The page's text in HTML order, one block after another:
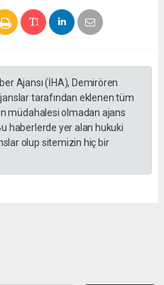
Ajansı (İHA), Demirören
tarafından eklenen tüm
müdahalesi olmadan ajans
haberlerde yer alan hukuki
olup sitemizin hiç bir